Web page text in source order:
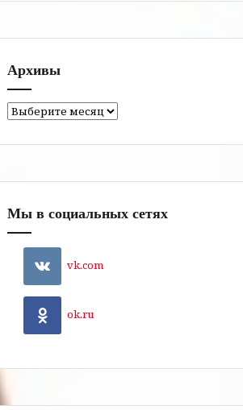
Архивы
Архивы
Мы в социальных сетях
vk.com
ok.ru